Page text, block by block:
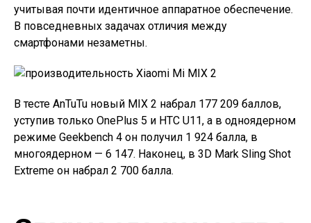
учитывая почти идентичное аппаратное обеспечение.
В повседневных задачах отличия между
смартфонами незаметны.
В тесте AnTuTu новый MIX 2 набрал 177 209 баллов,
уступив только OnePlus 5 и HTC U11, а в одноядерном
режиме Geekbench 4 он получил 1 924 балла, в
многоядерном — 6 147. Наконец, в 3D Mark Sling Shot
Extreme он набрал 2 700 балла.